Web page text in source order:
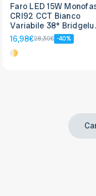
Faro LED 15W
CRI92 CCT Bianco
Variabile 38°
LED
16,98€28,30€ -40%